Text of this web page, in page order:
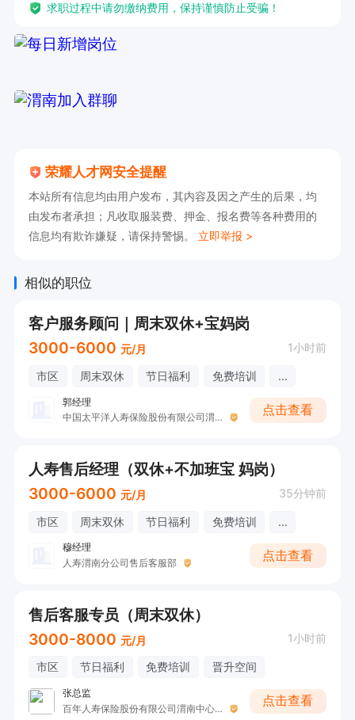
求职过程中请勿缴纳费用，保持谨慎防止受骗！
荣耀人才网安全提醒
本站所有信息均由用户发布，其内容及因之产生的后果，均
由发布者承担；凡收取服装费、押金、报名费等各种费用的
信息均有欺诈嫌疑，请保持警惕。 立即举报 >
相似的职位
客户服务顾问｜周末双休+宝妈岗
3000-6000 元/月 1小时前
市区 周末双休 节日福利 免费培训 ...
郭经理
中国太平洋人寿保险股份有限公司渭南中心支公司
点击查看
人寿售后经理（双休+不加班宝 妈岗）
3000-6000 元/月 35分钟前
市区 周末双休 节日福利 免费培训 ...
穆经理
人寿渭南分公司售后客服部
点击查看
售后客服专员（周末双休）
3000-8000 元/月 1小时前
市区 节日福利 免费培训 晋升空间
张总监
百年人寿保险股份有限公司渭南中心支公司
点击查看